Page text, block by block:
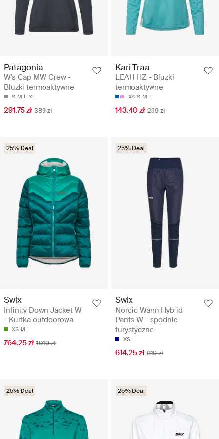
Patagonia
W's Cap MW Crew -
Bluzki termoaktywne
S M L XL
291.75 zł 389 zł
Kari Traa
LEAH HZ - Bluzki
termoaktywne
XS S M L
143.40 zł 239 zł
25% Deal
Swix
Infinity Down Jacket W
- Kurtka outdoorowa
XS M L
764.25 zł 1019 zł
25% Deal
Swix
Nordic Warm Hybrid
Pants W - spodnie
turystyczne
XS
614.25 zł 819 zł
25% Deal 25% Deal